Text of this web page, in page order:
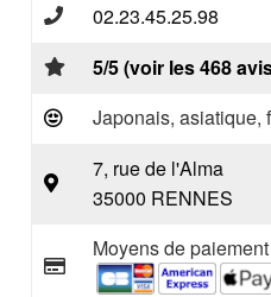
02.23.45.25.98
5/5 (voir les 468
Japonais, asiatique,
7, rue de l'Alma
35000 RENNES
Moyens de